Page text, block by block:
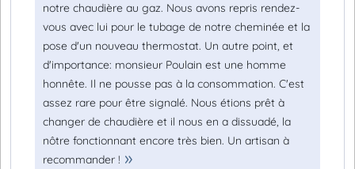
notre chaudière au gaz. Nous avons repris rendez-
vous avec lui pour le tubage de notre cheminée et la
pose d'un nouveau thermostat. Un autre point, et
d'importance: monsieur Poulain est une homme
honnête. Il ne pousse pas à la consommation. C'est
assez rare pour être signalé. Nous étions prêt à
changer de chaudière et il nous en a dissuadé, la
nôtre fonctionnant encore très bien. Un artisan à
recommander !